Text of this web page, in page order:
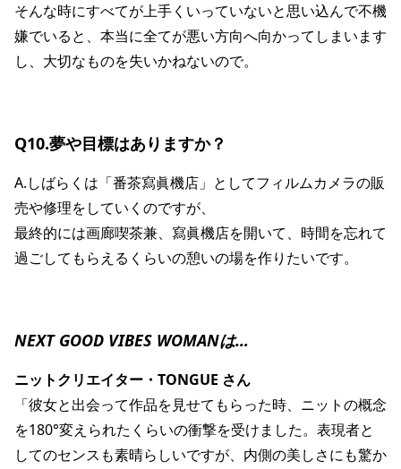
そんな時にすべてが上手くいっていないと思い込んで不機
嫌でいると、本当に全てが悪い方向へ向かってしまいます
し、大切なものを失いかねないので。
Q10.夢や目標はありますか？
A.しばらくは「番茶寫眞機店」としてフィルムカメラの販
売や修理をしていくのですが、
最終的には画廊喫茶兼、寫眞機店を開いて、時間を忘れて
過ごしてもらえるくらいの憩いの場を作りたいです。
NEXT GOOD VIBES WOMANは…
ニットクリエイター・TONGUE さん
「彼女と出会って作品を見せてもらった時、ニットの概念
を180°変えられたくらいの衝撃を受けました。表現者と
してのセンスも素晴らしいですが、内側の美しさにも驚か